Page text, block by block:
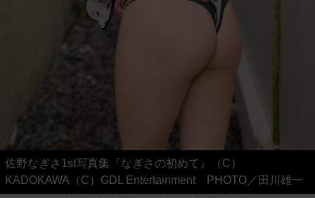
佐野なぎさ1st写真集『なぎさの初めて』（C）
KADOKAWA（C）GDL Entertainment PHOTO／田川雄一